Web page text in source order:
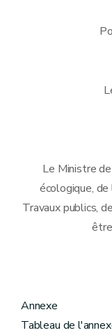
Le Ministre
écologique,
Travaux publics,
Annexe
Tableau de